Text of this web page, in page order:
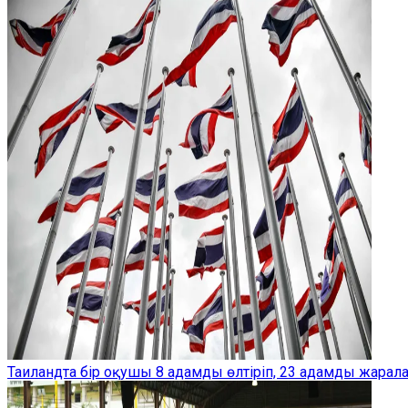
Таиландта бір оқушы 8 адамды өлтіріп, 23 адамды